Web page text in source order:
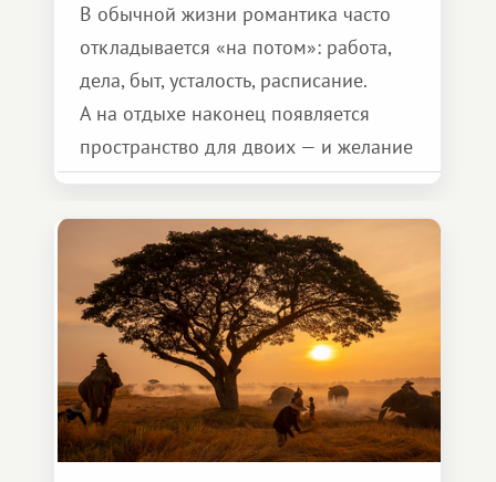
В обычной жизни романтика часто
откладывается «на потом»: работа,
дела, быт, усталость, расписание.
А на отдыхе наконец появляется
пространство для двоих — и желание
сделать для близкого человека что-то
особенное. Не обязательно
масштабное, но тёплое
и запоминающееся :)